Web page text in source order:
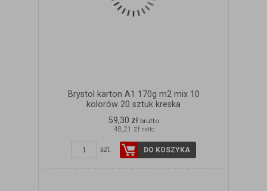
Brystol karton A1 170g m2 mix 10
kolorów 20 sztuk kreska
59,30 zł brutto
48,21 zł netto
szt. DO KOSZYKA